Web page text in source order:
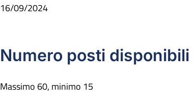
16/09/2024
Numero posti disponibili
Massimo 60, minimo 15